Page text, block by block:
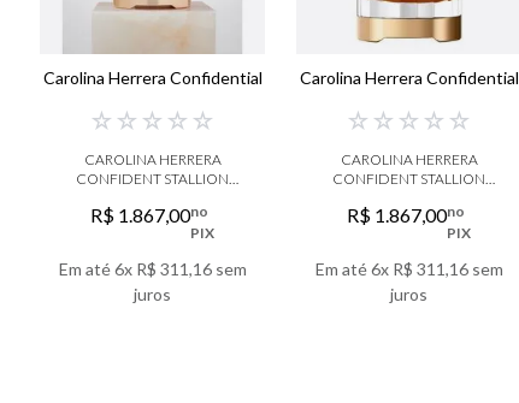
Carolina Herrera Confidential
☆ ☆ ☆ ☆ ☆
CAROLINA HERRERA
CONFIDENT STALLION
R$ 1.867,00no
PIX
Em até6x R$ 311,16sem
juros
Carolina Herrera Confidential
☆ ☆ ☆ ☆ ☆
CAROLINA HERRERA
CONFIDENT STALLION
DE PARFUM
R$ 1.867,00no
PIX
Em até6x R$ 311,16sem
juros